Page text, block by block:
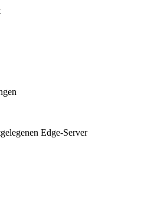
Edge-Server